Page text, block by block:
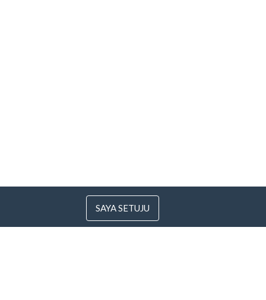
SAYA SETUJU